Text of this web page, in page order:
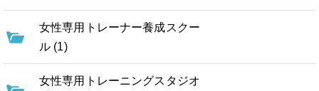
女性専用トレーナー養成スクー
ル (1)
女性専用トレーニングスタジオ